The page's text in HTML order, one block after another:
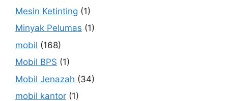
Mesin Ketinting (1)
Minyak Pelumas (1)
mobil (168)
Mobil BPS (1)
Mobil Jenazah (34)
mobil kantor (1)